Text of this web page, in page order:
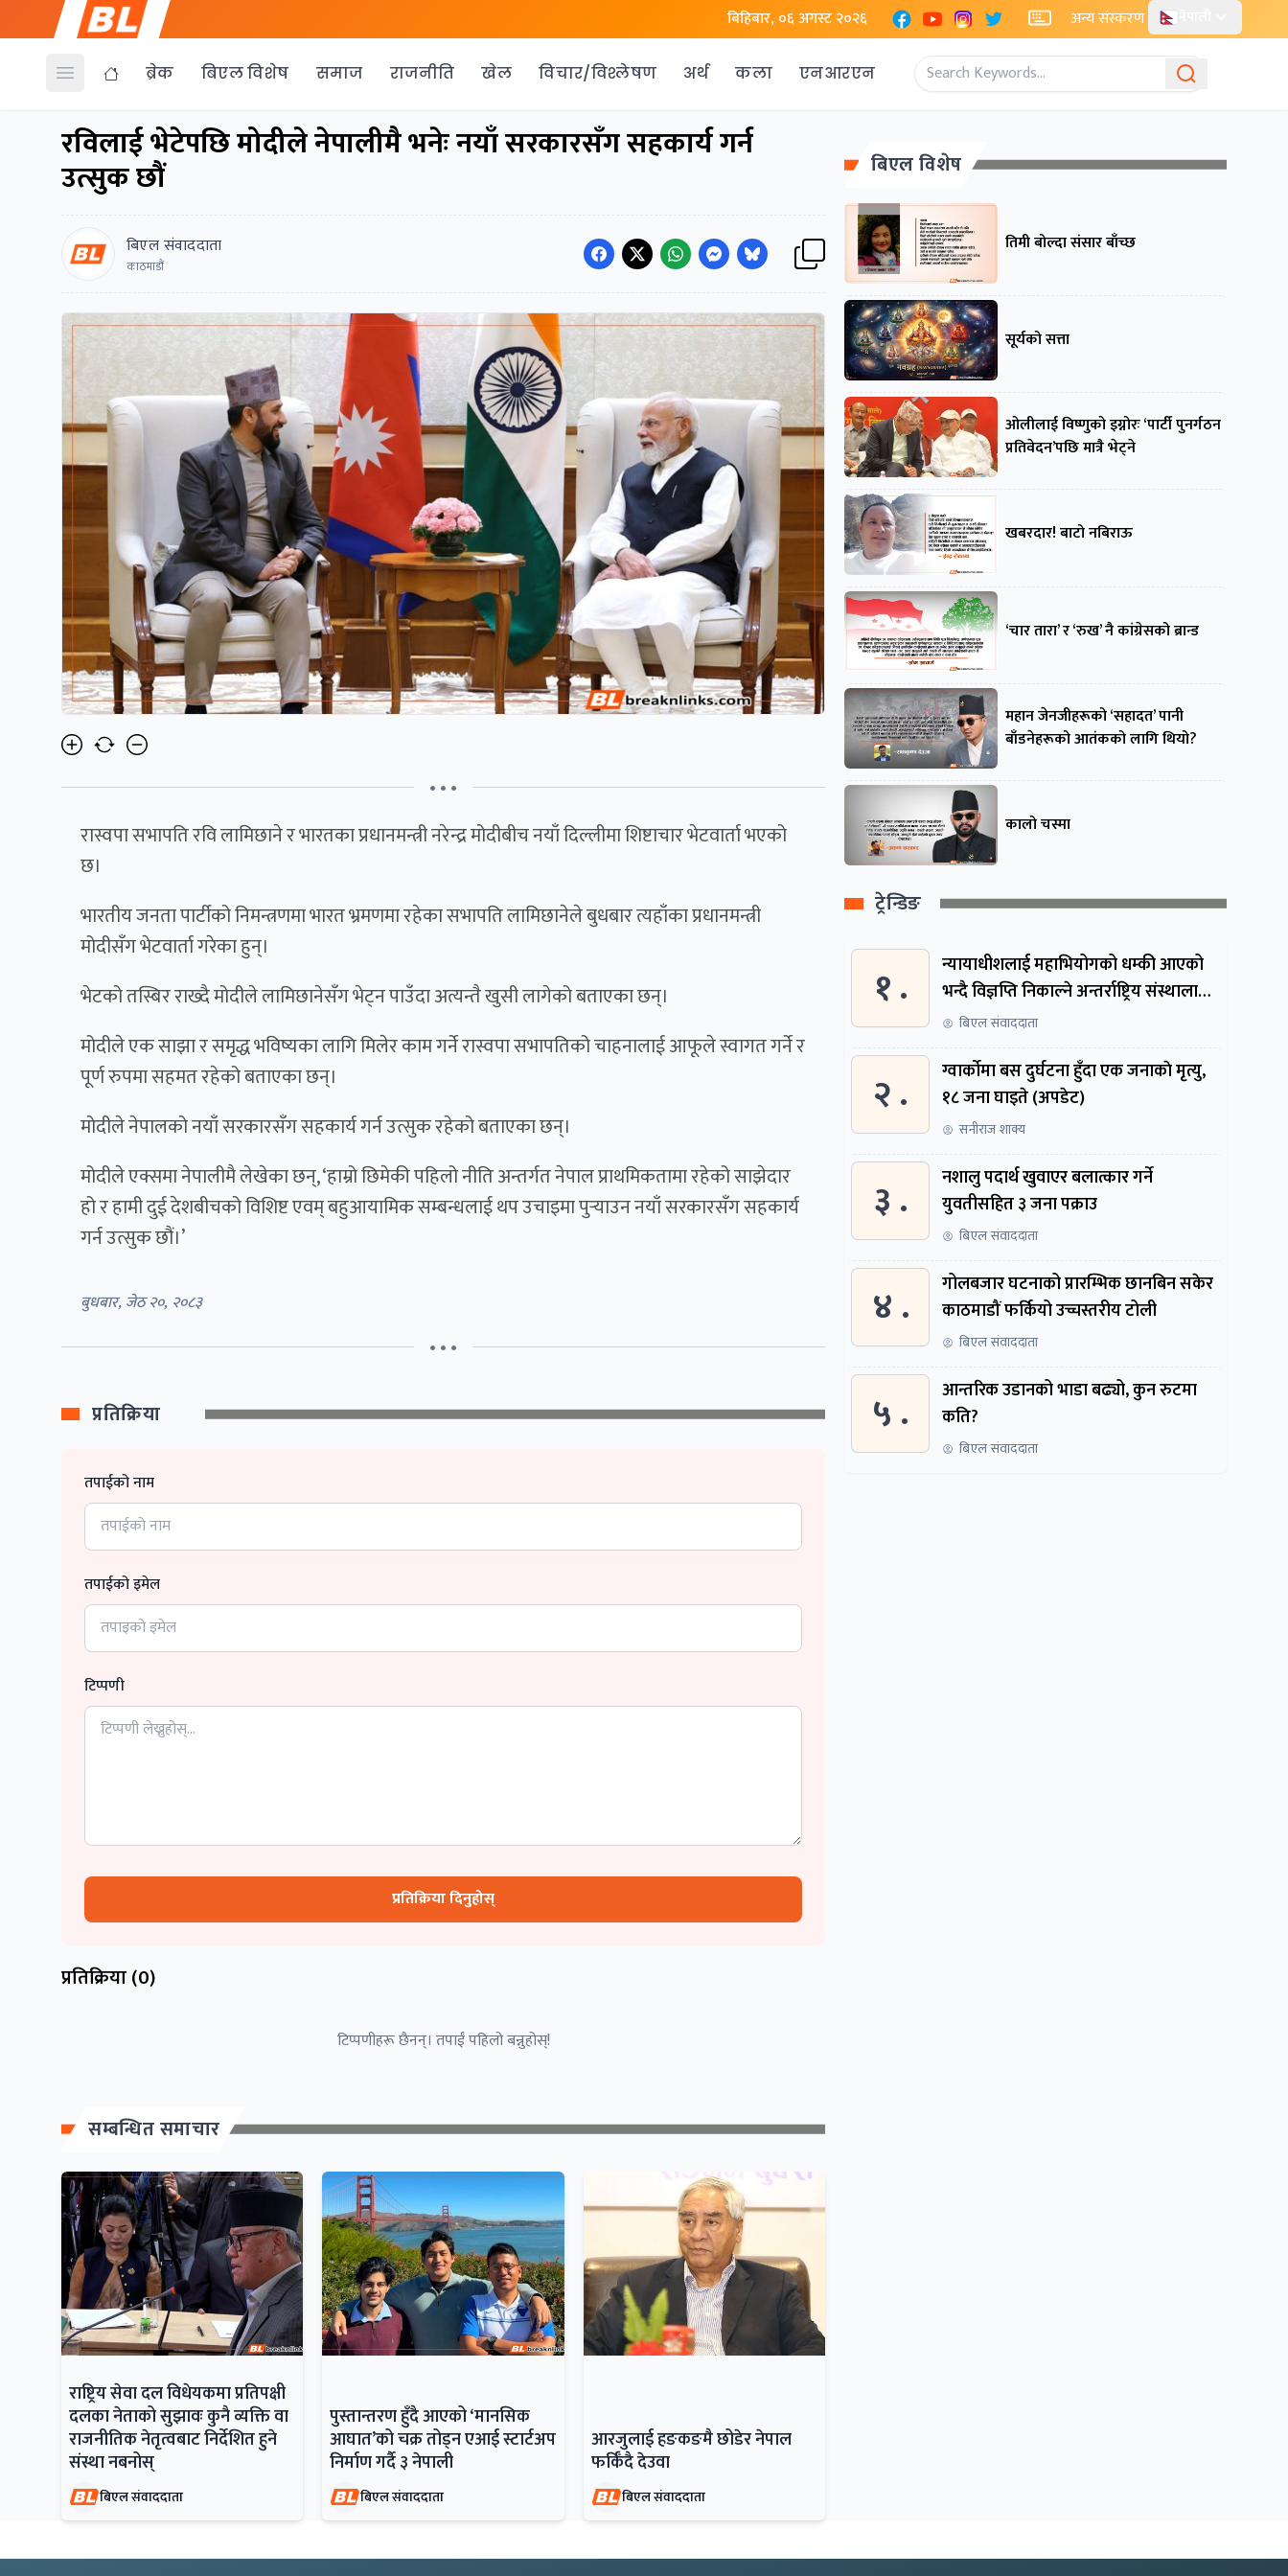
बिहिबार, ०६ अगस्ट २०२६ FacebookYouTubeInstagram
X अन्य संस्करण
Open menu ब्रेक बिएल विशेष समाज राजनीति खेल विचार/विश्लेषण अर्थ कला एनआरएन
रविलाई भेटेपछि मोदीले नेपालीमै भनेः नयाँ सरकारसँग सहकार्य गर्न
उत्सुक छौं
बिएल संवाददाता
काठमाडौं
• • •
रास्वपा सभापति रवि लामिछाने र भारतका प्रधानमन्त्री नरेन्द्र मोदीबीच नयाँ दिल्लीमा शिष्टाचार भेटवार्ता भएको
छ।
भारतीय जनता पार्टीको निमन्त्रणमा भारत भ्रमणमा रहेका सभापति लामिछानेले बुधबार त्यहाँका प्रधानमन्त्री
मोदीसँग भेटवार्ता गरेका हुन्।
भेटको तस्बिर राख्दै मोदीले लामिछानेसँग भेट्न पाउँदा अत्यन्तै खुसी लागेको बताएका छन्।
मोदीले एक साझा र समृद्ध भविष्यका लागि मिलेर काम गर्ने रास्वपा सभापतिको चाहनालाई आफूले स्वागत गर्ने र
पूर्ण रुपमा सहमत रहेको बताएका छन्।
मोदीले नेपालको नयाँ सरकारसँग सहकार्य गर्न उत्सुक रहेको बताएका छन्।
मोदीले एक्समा नेपालीमै लेखेका छन्, ‘हाम्रो छिमेकी पहिलो नीति अन्तर्गत नेपाल प्राथमिकतामा रहेको साझेदार
हो र हामी दुई देशबीचको विशिष्ट एवम् बहुआयामिक सम्बन्धलाई थप उचाइमा पुऱ्याउन नयाँ सरकारसँग सहकार्य
गर्न उत्सुक छौं।’
बुधबार, जेठ २०, २०८३
• • •
प्रतिक्रिया
तपाईको नाम
तपाईको इमेल
टिप्पणी
प्रतिक्रिया दिनुहोस्
प्रतिक्रिया (0)
टिप्पणीहरू छैनन्। तपाईं पहिलो बन्नुहोस्!
सम्बन्धित समाचार
राष्ट्रिय सेवा दल विधेयकमा प्रतिपक्षी
दलका नेताको सुझावः कुनै व्यक्ति वा
राजनीतिक नेतृत्वबाट निर्देशित हुने
संस्था नबनोस्
बिएल संवाददाता
पुस्तान्तरण हुँदै आएको ‘मानसिक
आघात’को चक्र तोड्न एआई स्टार्टअप
निर्माण गर्दै ३ नेपाली
बिएल संवाददाता
आरजुलाई हङकङमै छोडेर नेपाल
फर्किँदै देउवा
बिएल संवाददाता
बिएल विशेष
तिमी बोल्दा संसार बाँच्छ
सूर्यको सत्ता
ओलीलाई विष्णुको इग्नोरः ‘पार्टी पुनर्गठन
प्रतिवेदन’पछि मात्रै भेट्ने
खबरदार! बाटो नबिराऊ
‘चार तारा’ र ‘रुख’ नै कांग्रेसको ब्रान्ड
महान जेनजीहरूको ‘सहादत’ पानी
बाँडनेहरूको आतंकको लागि थियो?
कालो चस्मा
ट्रेन्डिङ
१ .
न्यायाधीशलाई महाभियोगको धम्की आएको
भन्दै विज्ञप्ति निकाल्ने अन्तर्राष्ट्रिय संस्थालाई
संसदीय समितिमा बोलाइयो
बिएल संवाददाता
२ .
ग्वार्काेमा बस दुर्घटना हुँदा एक जनाकाे मृत्यु,
१८ जना घाइते (अपडेट)
सनीराज शाक्य
३ .
नशालु पदार्थ खुवाएर बलात्कार गर्ने
युवतीसहित ३ जना पक्राउ
बिएल संवाददाता
४ .
गोलबजार घटनाको प्रारम्भिक छानबिन सकेर
काठमाडौं फर्कियो उच्चस्तरीय टोली
बिएल संवाददाता
५ .
आन्तरिक उडानको भाडा बढ्यो, कुन रुटमा
कति?
बिएल संवाददाता